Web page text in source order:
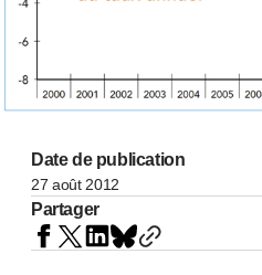
Date de publication
27 août 2012
Partager